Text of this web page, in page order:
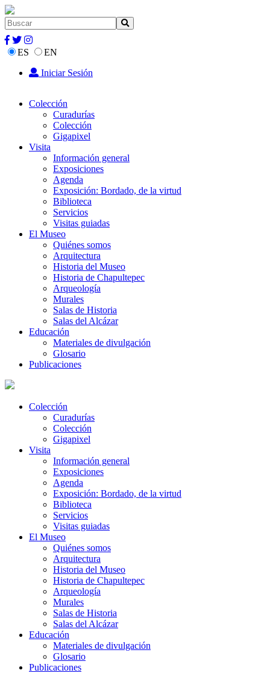
ES
EN
Iniciar Sesión
Colección
Curadurías
Colección
Gigapixel
Visita
Información general
Exposiciones
Agenda
Exposición: Bordado, de la virtud
Biblioteca
Servicios
Visitas guiadas
El Museo
Quiénes somos
Arquitectura
Historia del Museo
Historia de Chapultepec
Arqueología
Murales
Salas de Historia
Salas del Alcázar
Educación
Materiales de divulgación
Glosario
Publicaciones
Colección
Curadurías
Colección
Gigapixel
Visita
Información general
Exposiciones
Agenda
Exposición: Bordado, de la virtud
Biblioteca
Servicios
Visitas guiadas
El Museo
Quiénes somos
Arquitectura
Historia del Museo
Historia de Chapultepec
Arqueología
Murales
Salas de Historia
Salas del Alcázar
Educación
Materiales de divulgación
Glosario
Publicaciones